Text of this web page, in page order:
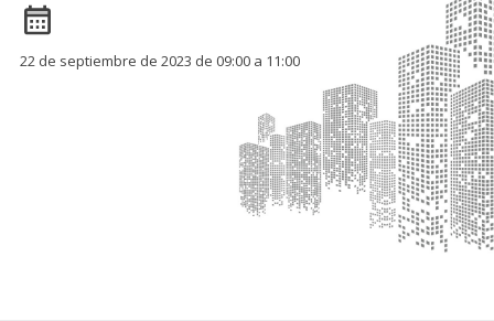
22 de septiembre de 2023 de 09:00 a 11:00